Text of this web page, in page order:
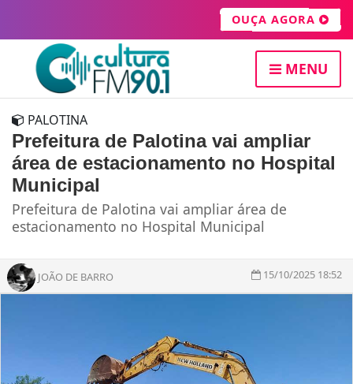
OUÇA AGORA
MENU
PALOTINA
Prefeitura de Palotina vai ampliar
área de estacionamento no Hospital
Municipal
Prefeitura de Palotina vai ampliar área de
estacionamento no Hospital Municipal
JOÃO DE BARRO 15/10/2025 18:52